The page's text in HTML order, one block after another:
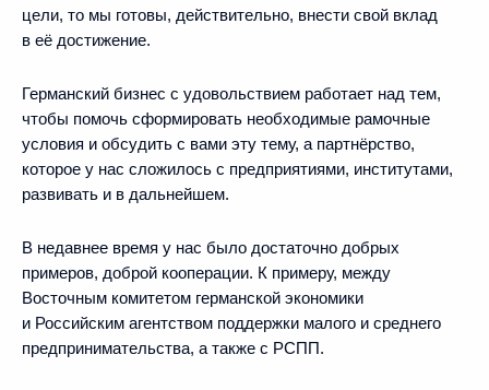
цели, то мы готовы, действительно, внести свой вклад
в её достижение.
Германский бизнес с удовольствием работает над тем,
чтобы помочь сформировать необходимые рамочные
условия и обсудить с вами эту тему, а партнёрство,
которое у нас сложилось с предприятиями, институтами,
развивать и в дальнейшем.
В недавнее время у нас было достаточно добрых
примеров, доброй кооперации. К примеру, между
Восточным комитетом германской экономики
и Российским агентством поддержки малого и среднего
предпринимательства, а также с РСПП.